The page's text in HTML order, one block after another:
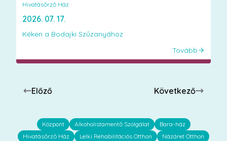
Hivatásőrző Ház
2026. 07. 17.
Kéken a Bodajki Szűzanyához
Tovább
Előző Következő
Központ Alkoholistamentő Szolgálat
Bara-ház
Hivatásőrző Ház
Lelki Rehabilitációs Otthon
Názáret Otthon